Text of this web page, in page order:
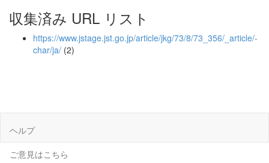
収集済み URL リスト
https://www.jstage.jst.go.jp/article/jkg/73/8/73_356/_article/-
char/ja/ (2)
ヘルプ
ご意見はこちら